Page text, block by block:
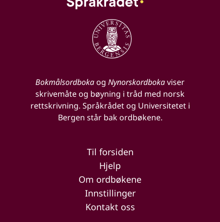
Bokmålsordbokaog Nynorskordbokaviser
skrivemåte og bøyning i tråd med norsk
rettskrivning. Språkrådet og Universitetet i
Bergen står bak ordbøkene.
Til forsiden
Hjelp
Om ordbøkene
Innstillinger
Kontakt oss